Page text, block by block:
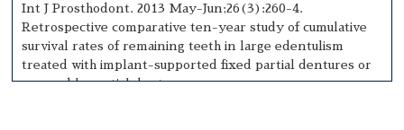
Int J Prosthodont. 2013 May-Jun;26(3):260-4.
Retrospective comparative ten-year study of cumulative
survival rates of remaining teeth in large edentulism
treated with implant-supported fixed partial dentures or
removable partial dentures.